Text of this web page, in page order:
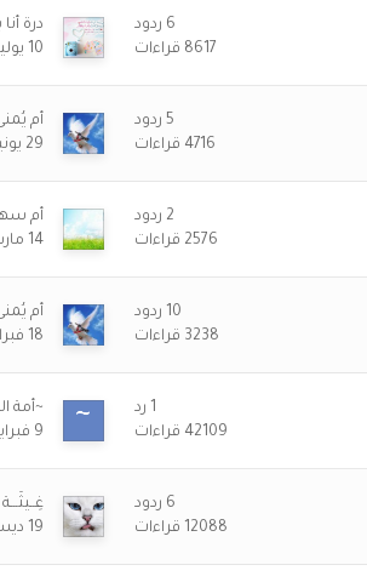
6 ردود
8617 قراءات
درة
10 يوليو, 2017
5 ردود
4716 قراءات
أم
29 يونيو, 2017
2 ردود
2576 قراءات
أم
14 مارس, 2017
10 ردود
3238 قراءات
أم
18 فبراير, 2017
1 رد
42109 قراءات
~أمة
9 فبراير, 2017
6 ردود
12088 قراءات
19 ديسمبر, 2016